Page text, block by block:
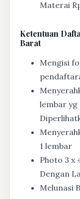
Materai
Ketentuan
Barat
Mengisi
lembar yg
1 lembar
Photo 3 x
Dengan
Melunasi